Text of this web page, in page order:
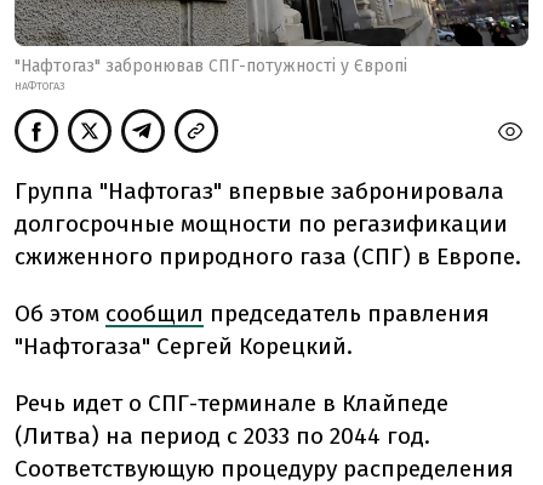
"Нафтогаз" забронював СПГ-потужності у Європі
НАФТОГАЗ
Группа "Нафтогаз" впервые забронировала
долгосрочные мощности по регазификации
сжиженного природного газа (СПГ) в Европе.
Об этом сообщил председатель правления
"Нафтогаза" Сергей Корецкий.
Речь идет о СПГ-терминале в Клайпеде
(Литва) на период с 2033 по 2044 год.
Соответствующую процедуру распределения